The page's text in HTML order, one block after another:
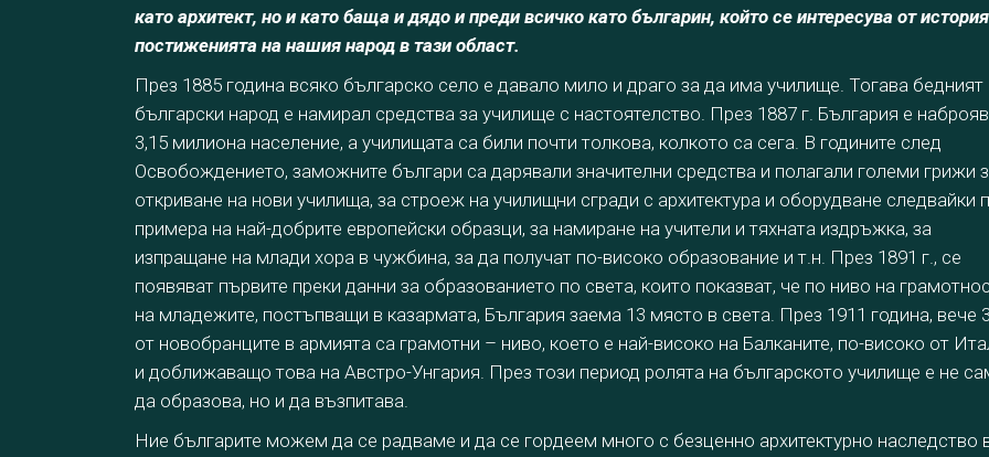
като архитект, но и като баща и дядо и преди всичко като българин, който се интересува от
постиженията на нашия народ в тази област.
През 1885 година всяко българско село е давало мило и драго за да има училище. Тогава бедният
български народ е намирал средства за училище с настоятелство. През 1887 г. България е
3,15 милиона население, а училищата са били почти толкова, колкото са сега. В годините след
Освобождението, заможните българи са дарявали значителни средства и полагали големи грижи
откриване на нови училища, за строеж на училищни сгради с архитектура и оборудване следвайки
примера на най-добрите европейски образци, за намиране на учители и тяхната издръжка, за
изпращане на млади хора в чужбина, за да получат по-високо образование и т.н. През 1891 г., се
появяват първите преки данни за образованието по света, които показват, че по ниво на
на младежите, постъпващи в казармата, България заема 13 място в света. През 1911 година, вече
от новобранците в армията са грамотни – ниво, което е най-високо на Балканите, по-високо от
и доближаващо това на Австро-Унгария. През този период ролята на българското училище е не
да образова, но и да възпитава.
Ние българите можем да се радваме и да се гордеем много с безценно архитектурно наследство